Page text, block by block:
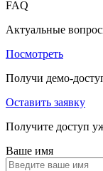
FAQ
Актуальные
Посмотреть
Получи демо-
Оставить заявку
Получите доступ
Ваше имя